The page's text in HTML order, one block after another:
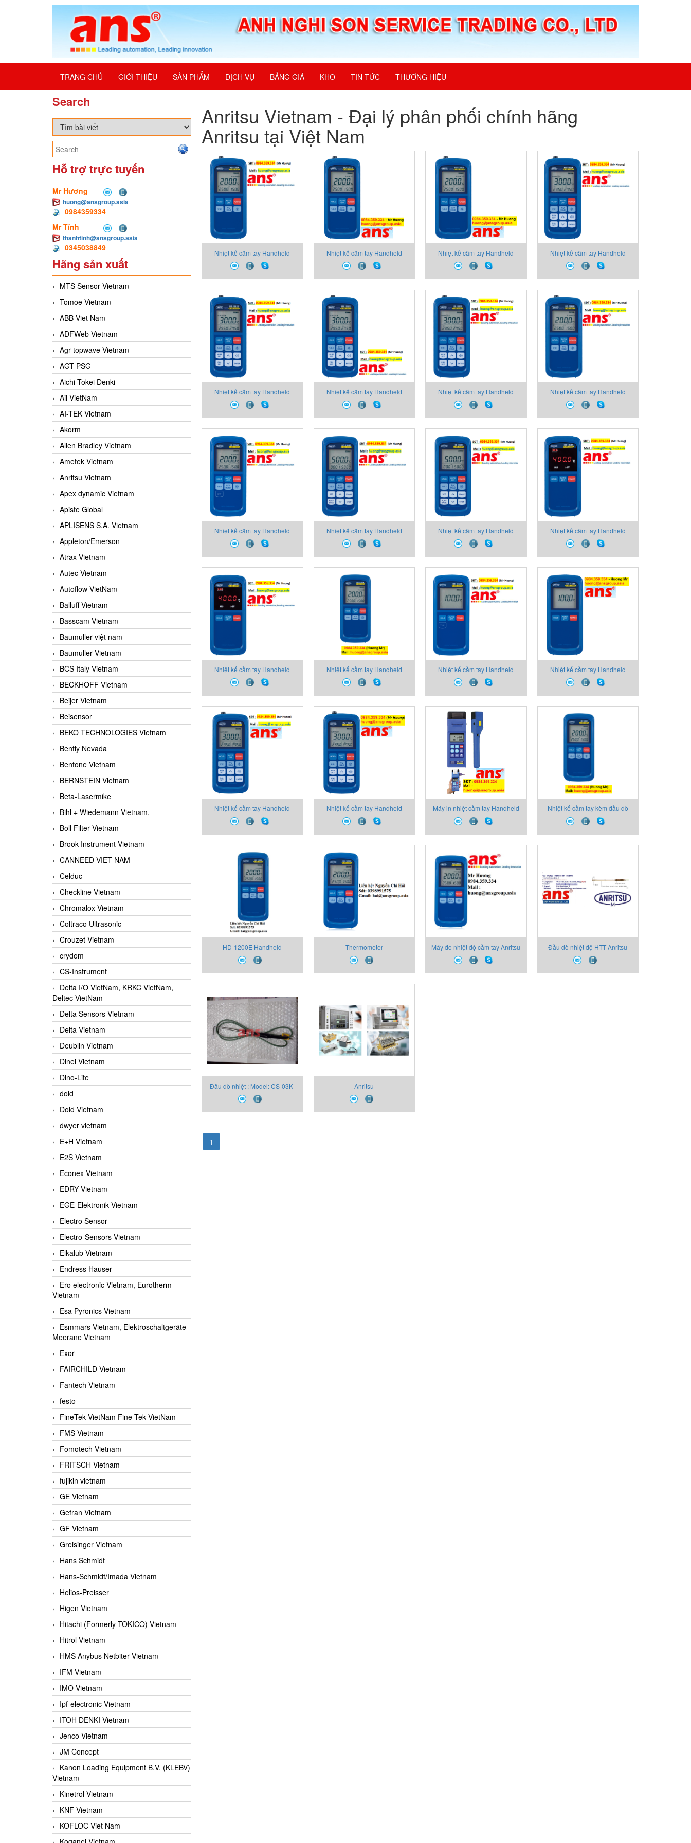
TRANG CHỦ GIỚI THIỆU SẢN PHẨM DỊCH VỤ BẢNG GIÁ KHO TIN TỨC THƯƠNG HIỆU
Search
Hỗ trợ trực tuyến
Mr Hương
huong@ansgroup.asia
0984359334
Mr Tính
thanhtinh@ansgroup.asia
0345038849
Hãng sản xuất
MTS Sensor Vietnam
Tomoe Vietnam
ABB Viet Nam
ADFWeb Vietnam
Agr topwave Vietnam
AGT-PSG
Aichi Tokei Denki
Aii VietNam
AI-TEK Vietnam
Akorm
Allen Bradley Vietnam
Ametek Vietnam
Anritsu Vietnam
Apex dynamic Vietnam
Apiste Global
APLISENS S.A. Vietnam
Appleton/Emerson
Atrax Vietnam
Autec Vietnam
Autoflow VietNam
Balluff Vietnam
Basscam Vietnam
Baumuller việt nam
Baumuller Vietnam
BCS Italy Vietnam
BECKHOFF Vietnam
Beijer Vietnam
Beisensor
BEKO TECHNOLOGIES Vietnam
Bently Nevada
Bentone Vietnam
BERNSTEIN Vietnam
Beta-Lasermike
Bihl + Wiedemann Vietnam,
Boll Filter Vietnam
Brook Instrument Vietnam
CANNEED VIET NAM
Celduc
Checkline Vietnam
Chromalox Vietnam
Coltraco Ultrasonic
Crouzet Vietnam
crydom
CS-Instrument
Delta I/O VietNam, KRKC VietNam,
Deltec VietNam
Delta Sensors Vietnam
Delta Vietnam
Deublin Vietnam
Dinel Vietnam
Dino-Lite
dold
Dold Vietnam
dwyer vietnam
E+H Vietnam
E2S Vietnam
Econex Vietnam
EDRY Vietnam
EGE-Elektronik Vietnam
Electro Sensor
Electro-Sensors Vietnam
Elkalub Vietnam
Endress Hauser
Ero electronic Vietnam, Eurotherm
Vietnam
Esa Pyronics Vietnam
Esmmars Vietnam, Elektroschaltgeräte
Meerane Vietnam
Exor
FAIRCHILD Vietnam
Fantech Vietnam
festo
FineTek VietNam Fine Tek VietNam
FMS Vietnam
Fomotech Vietnam
FRITSCH Vietnam
fujikin vietnam
GE Vietnam
Gefran Vietnam
GF Vietnam
Greisinger Vietnam
Hans Schmidt
Hans-Schmidt/Imada Vietnam
Helios-Preisser
Higen Vietnam
Hitachi (Formerly TOKICO) Vietnam
Hitrol Vietnam
HMS Anybus Netbiter Vietnam
IFM Vietnam
IMO Vietnam
Ipf-electronic Vietnam
ITOH DENKI Vietnam
Jenco Vietnam
JM Concept
Kanon Loading Equipment B.V. (KLEBV)
Vietnam
Kinetrol Vietnam
KNF Vietnam
KOFLOC Viet Nam
Anritsu Vietnam - Đại lý phân phối chính hãng
Anritsu tại Việt Nam
Nhiệt kế cầm tay Handheld
Thermometer
Nhiệt kế cầm tay Handheld
Thermometer
Nhiệt kế cầm tay Handheld
Thermometer
Nhiệt kế cầm tay Handheld
Thermometer
Nhiệt kế cầm tay Handheld
Thermometer
Nhiệt kế cầm tay Handheld
Thermometer
Nhiệt kế cầm tay Handheld
Thermometer
Nhiệt kế cầm tay Handheld
Thermometer
Nhiệt kế cầm tay Handheld
Thermometer
Nhiệt kế cầm tay Handheld
Thermometer
Nhiệt kế cầm tay Handheld
Thermometer
Nhiệt kế cầm tay Handheld
Thermometer
Nhiệt kế cầm tay Handheld
Thermometer
Nhiệt kế cầm tay Handheld
Thermometer
Nhiệt kế cầm tay Handheld
Thermometer
Nhiệt kế cầm tay Handheld
Thermometer
Nhiệt kế cầm tay Handheld
Thermometer
Nhiệt kế cầm tay Handheld
Thermometer
Máy in nhiệt cầm tay Handheld
Thermoprinter
Nhiệt kế cầm tay kèm đầu dò
Handheld Thermometer
HD-1200E Handheld
Thermometer Anritsu,
Handheld Thermometer HD-
Anritsu Đại Lý Việt Nam
Thermometer Máy đo nhiệt độ cầm tay Anritsu
Đầu dò nhiệt độ HTT Anritsu
Viet Nam
Đầu dò nhiệt : Model: CS-03K-
010-1-TC1-ANP, hãng Anritsu
VietNam
Anritsu
1